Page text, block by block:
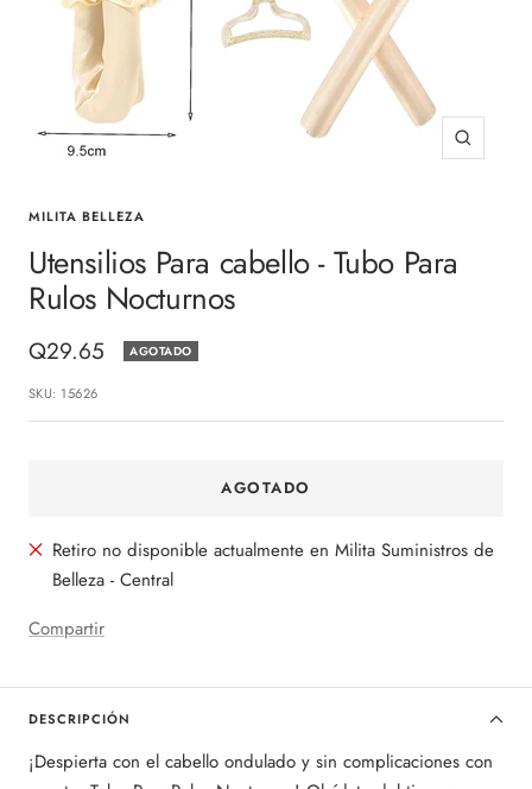
Zoom
MILITA BELLEZA
Utensilios Para cabello - Tubo Para
Rulos Nocturnos
Precio
de
venta
Q29.65 AGOTADO
SKU: 15626
AGOTADO
Retiro no disponible actualmente en Milita Suministros de
Belleza - Central
Compartir
DESCRIPCIÓN
¡Despierta con el cabello ondulado y sin complicaciones con